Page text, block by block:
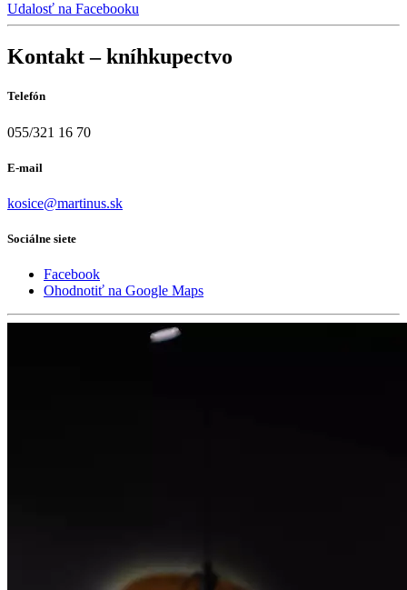
Udalosť na Facebooku
Kontakt – kníhkupectvo
Telefón
055/321 16 70
E-mail
kosice@martinus.sk
Sociálne siete
Facebook
Ohodnotiť na Google Maps